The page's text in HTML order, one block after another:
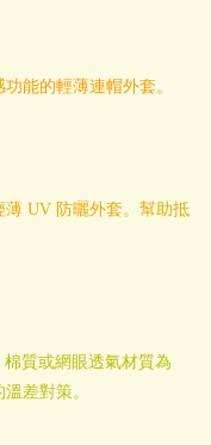
能的輕薄連帽外套。
UV 防曬外套。幫助抵
質或網眼透氣材質為
差對策。